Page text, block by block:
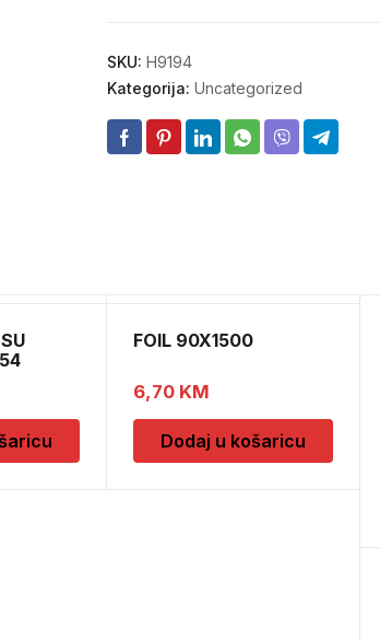
SKU: H9194
Kategorija: Uncategorized
FOIL 90X1500
6,70 KM
Dodaj u košaricu